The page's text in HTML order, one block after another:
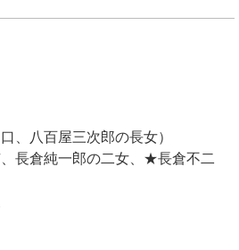
八百屋三次郎の長女）
倉純一郎の二女、★長倉不二